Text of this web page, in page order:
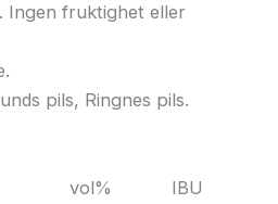
Ingen fruktighet eller
pils, Ringnes pils.
IBU